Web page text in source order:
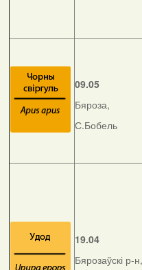
09.05
Бяроза,
С.Бобель
19.04
Бярозаўскі р-н,